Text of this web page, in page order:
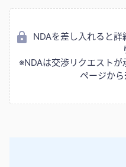
NDAを差し入れると
※NDAは交渉リクエスト
ページから